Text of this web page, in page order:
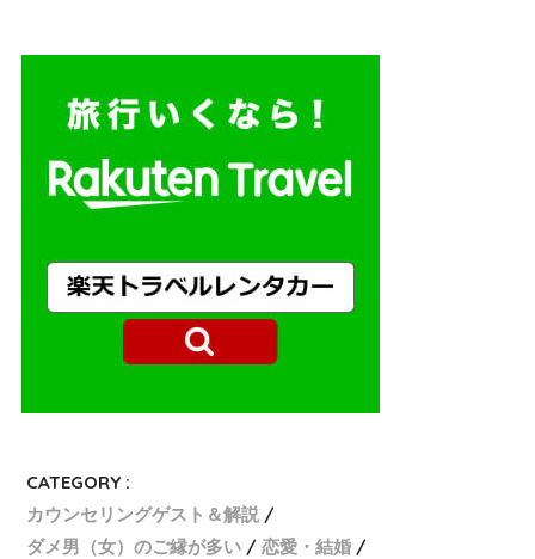
CATEGORY :
カウンセリングゲスト＆解説
ダメ男（女）のご縁が多い
恋愛・結婚